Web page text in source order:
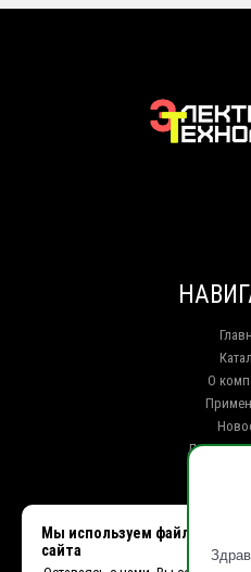
О
Доставка
г. Иркутск ул.
Мы используем файлы
сайта